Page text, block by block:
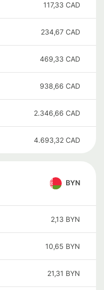
117,33 CAD
234,67 CAD
469,33 CAD
938,66 CAD
2.346,66 CAD
4.693,32 CAD
BYN
2,13 BYN
10,65 BYN
21,31 BYN